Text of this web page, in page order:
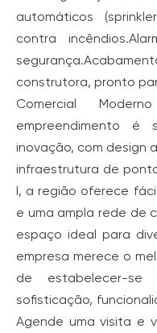
automáticos
contra
construtora, pronto
Comercial
empreendimento é
inovação, com design
infraestrutura de
I, a região oferece
e uma ampla rede de
espaço ideal para
empresa merece o
de estabelecer-
sofisticação,
Agende uma visita e